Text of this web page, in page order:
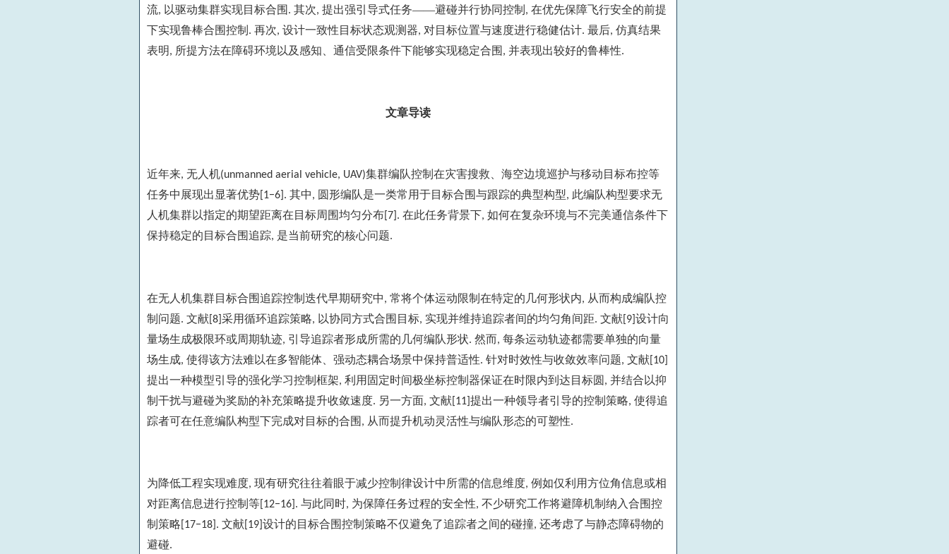
流, 以驱动集群实现目标合围 . 其次, 提出强引导式任务——避碰并行协同控制 , 在优先保障飞行安全的前提
下实现鲁棒合围控制 . 再次, 设计一致性目标状态观测器, 对目标位置与速度进行稳健估计. 最后, 仿真结果
表明, 所提方法在障碍环境以及感知、通信受限条件下能够实现稳定合围 , 并表现出较好的鲁棒性.
文章导读
近年来, 无人机(unmanned aerial vehicle, UAV)集群编队控制在灾害搜救、海空边境巡护与移动目标布控等
任务中展现出显著优势 [1−6]. 其中, 圆形编队是一类常用于目标合围与跟踪的典型构型, 此编队构型要求无
人机集群以指定的期望距离在目标周围均匀分布 [7]. 在此任务背景下, 如何在复杂环境与不完美通信条件下
保持稳定的目标合围追踪, 是当前研究的核心问题.
在无人机集群目标合围追踪控制迭代早期研究中, 常将个体运动限制在特定的几何形状内, 从而构成编队控
制问题. 文献 [8] 采用循环追踪策略, 以协同方式合围目标, 实现并维持追踪者间的均匀角间距. 文献 [9] 设计向
量场生成极限环或周期轨迹, 引导追踪者形成所需的几何编队形状. 然而, 每条运动轨迹都需要单独的向量
场生成, 使得该方法难以在多智能体、强动态耦合场景中保持普适性. 针对时效性与收敛效率问题, 文献 [10]
提出一种模型引导的强化学习控制框架, 利用固定时间极坐标控制器保证在时限内到达目标圆 , 并结合以抑
制干扰与避碰为奖励的补充策略提升收敛速度. 另一方面, 文献 [11] 提出一种领导者引导的控制策略, 使得追
踪者可在任意编队构型下完成对目标的合围 , 从而提升机动灵活性与编队形态的可塑性.
为降低工程实现难度, 现有研究往往着眼于减少控制律设计中所需的信息维度, 例如仅利用方位角信息或相
对距离信息进行控制等 [12−16]. 与此同时, 为保障任务过程的安全性, 不少研究工作将避障机制纳入合围控
制策略 [17−18]. 文献 [19] 设计的目标合围控制策略不仅避免了追踪者之间的碰撞, 还考虑了与静态障碍物的
避碰.